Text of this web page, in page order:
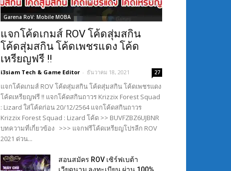
Garena RoV: Mobile MOBA
แจกโค้ดเกมส์ ROV โค้ดสุ่มสกิน
โค้ดสุ่มสกิน โค้ดเพชรแดง โค้ด
เหรียญฟรี !!
i3siam Tech & Game Editor - ธันวาคม 18, 2021 27
แจกโค้ดเกมส์ ROV โค้ดสุ่มสกิน โค้ดสุ่มสกิน โค้ดเพชรแดง
โค้ดเหรียญฟรี !! แจกโค้ดสกินถาวร Krizzix Forest Squad
: Lizard ใส่โค้ดก่อน 20/12/2564 แจกโค้ดสกินถาวร
Krizzix Forest Squad : Lizard โค้ด >> BUVFZBZ6UJBNR
บทความที่เกี่ยวข้อง >>> แจกฟรีโค้ดเหรียญโปรลีก ROV
2021 ด่วน...
สอนสมัคร ROV เซิร์ฟเบต้า